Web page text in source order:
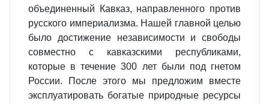
объединенный Кавказ, направленного против
русского империализма. Нашей главной целью
было достижение независимости и свободы
совместно с кавказскими республиками,
которые в течение 300 лет были под гнетом
России. После этого мы предложим вместе
эксплуатировать богатые природные ресурсы